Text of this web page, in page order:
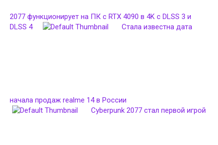
2077 функционирует на ПК с RTX 4090 в 4K с DLSS 3 и
DLSS 4
Стала известна дата
начала продаж realme 14 в России
Cyberpunk 2077 стал первой игрой